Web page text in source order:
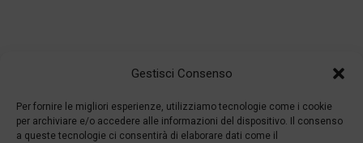
Gestisci Consenso
Per fornire le migliori esperienze, utilizziamo tecnologie come i cookie
per archiviare e/o accedere alle informazioni del dispositivo. Il consenso
a queste tecnologie ci consentirà di elaborare dati come il